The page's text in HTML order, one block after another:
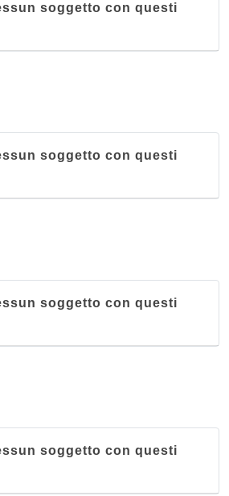
soggetto con questi
soggetto con questi
soggetto con questi
soggetto con questi